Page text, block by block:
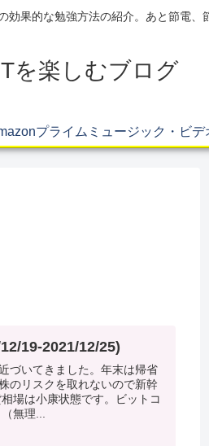
果的な勉強方法の紹介。あと節電、
を楽しむブログ
プライムミュージック・ビデ
19-2021/12/25)
づいてきました。年末は帰省
のリスクを取れないので新幹
場は小康状態です。ビットコ
無理...